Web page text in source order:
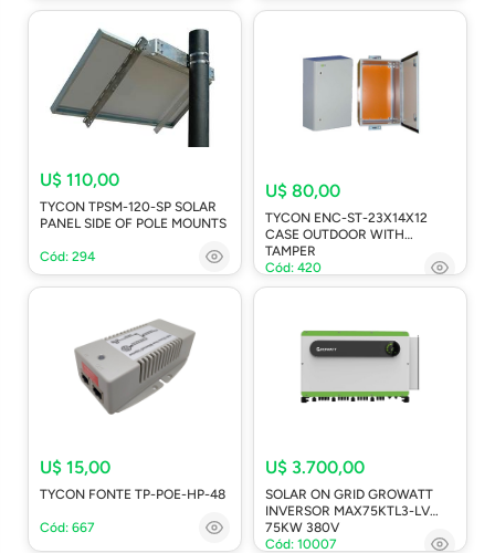
U$ 110,00
TYCON TPSM-120-SP SOLAR
PANEL SIDE OF POLE MOUNTS
Cód: 294
U$ 80,00
TYCON ENC-ST-23X14X12
CASE OUTDOOR WITH
TAMPER
Cód: 420
U$ 15,00
TYCON FONTE TP-POE-HP-48
Cód: 667
U$ 3.700,00
SOLAR ON GRID GROWATT
INVERSOR MAX75KTL3-LV
75KW 380V
Cód: 10007